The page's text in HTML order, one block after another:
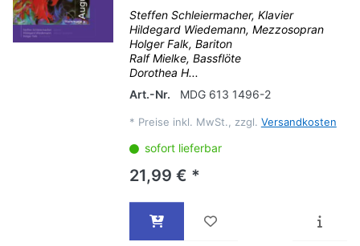
Steffen Schleiermacher, Klavier
Hildegard Wiedemann, Mezzosopran
Holger Falk, Bariton
Ralf Mielke, Bassflöte
Dorothea H...
Art.-Nr.
MDG 613 1496-2
* Preise inkl. MwSt., zzgl. Versandkosten
sofort lieferbar
21,99 € *